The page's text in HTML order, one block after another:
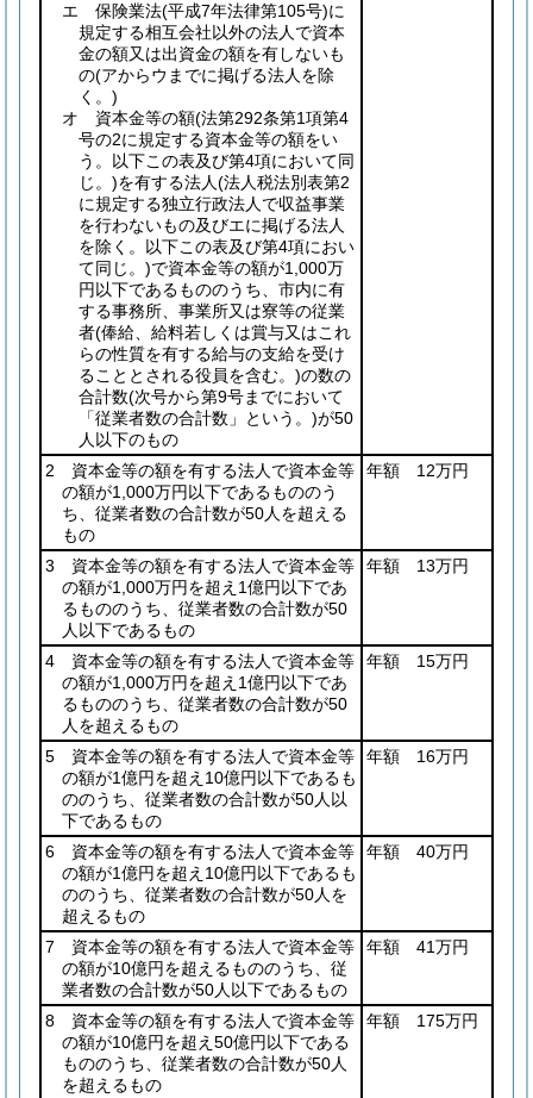
エ 保険業法(平成7年法律第105号)に
規定する相互会社以外の法人で資本
金の額又は出資金の額を有しないも
の(アからウまでに掲げる法人を除
く。)
オ 資本金等の額(法第292条第1項第4
号の2に規定する資本金等の額をい
う。以下この表及び第4項において同
じ。)を有する法人(法人税法別表第2
に規定する独立行政法人で収益事業
を行わないもの及びエに掲げる法人
を除く。以下この表及び第4項におい
て同じ。)で資本金等の額が1,000万
円以下であるもののうち、市内に有
する事務所、事業所又は寮等の従業
者(俸給、給料若しくは賞与又はこれ
らの性質を有する給与の支給を受け
ることとされる役員を含む。)の数の
合計数(次号から第9号までにおいて
「従業者数の合計数」という。)が50
人以下のもの
2 資本金等の額を有する法人で資本金等
の額が1,000万円以下であるもののう
ち、従業者数の合計数が50人を超える
もの
年額 12万円
3 資本金等の額を有する法人で資本金等
の額が1,000万円を超え1億円以下であ
るもののうち、従業者数の合計数が50
人以下であるもの
年額 13万円
4 資本金等の額を有する法人で資本金等
の額が1,000万円を超え1億円以下であ
るもののうち、従業者数の合計数が50
人を超えるもの
年額 15万円
5 資本金等の額を有する法人で資本金等
の額が1億円を超え10億円以下であるも
ののうち、従業者数の合計数が50人以
下であるもの
年額 16万円
6 資本金等の額を有する法人で資本金等
の額が1億円を超え10億円以下であるも
ののうち、従業者数の合計数が50人を
超えるもの
年額 40万円
7 資本金等の額を有する法人で資本金等
の額が10億円を超えるもののうち、従
業者数の合計数が50人以下であるもの
年額 41万円
8 資本金等の額を有する法人で資本金等
の額が10億円を超え50億円以下である
もののうち、従業者数の合計数が50人
を超えるもの
年額 175万円